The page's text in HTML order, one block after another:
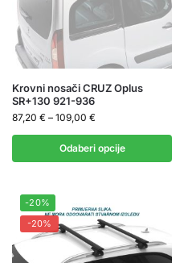
Krovni nosači CRUZ Oplus
SR+130 921-936
87,20 € – 109,00 €
Odaberi opcije
-20%
-20%